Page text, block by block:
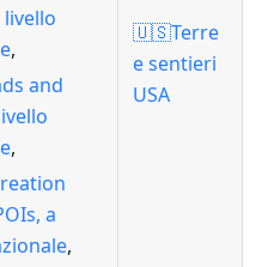
livello
,
and
,
a
,
🇺🇸Terre
e sentieri
USA